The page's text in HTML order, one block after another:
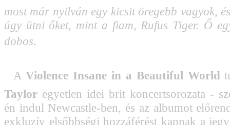
most már nyilván egy kicsit öregebb vagyok,
úgy ütni őket, mint a fiam, Rufus Tiger. Ő
dobos.
A Violence Insane in a Beautiful World
Taylor egyetlen idei brit koncertsorozata -
én indul Newcastle-ben, és az albumot
exkluzív elsőbbségi hozzáférést kapnak a